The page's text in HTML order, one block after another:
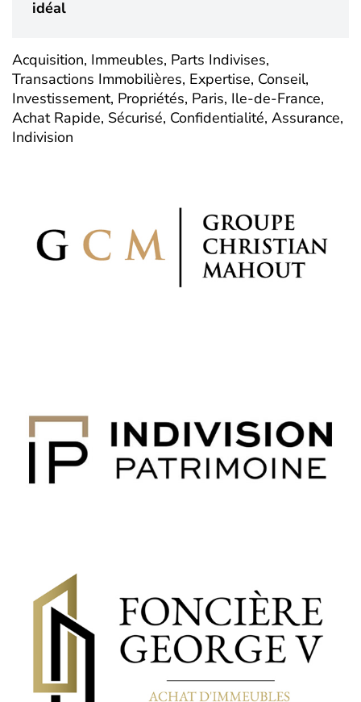
idéal
Acquisition, Immeubles, Parts Indivises,
Transactions Immobilières, Expertise, Conseil,
Investissement, Propriétés, Paris, Ile-de-France,
Achat Rapide, Sécurisé, Confidentialité, Assurance,
Indivision